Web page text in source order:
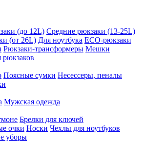
(до 12L) Средние рюкзаки (13-25L)
(от 26L) Для ноутбука ECO-рюкзаки
Рюкзаки-трансформеры Мешки
рюкзаков
Поясные сумки Несессеры, пеналы
Мужская одежда
Брелки для ключей
очки Носки Чехлы для ноутбуков
уборы